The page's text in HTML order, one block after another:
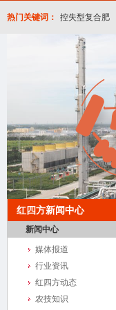
热门关键词： 控失型复合肥
红四方新闻中心
新闻中心
媒体报道
行业资讯
红四方动态
农技知识